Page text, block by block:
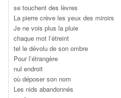
se touchent des lèvres
La pierre crève les yeux des miroirs
Je ne vois plus la pluie
chaque mot l’étreint
tel le dévolu de son ombre
Pour l’étrangère
nul endroit
où déposer son nom
Les nids abandonnés